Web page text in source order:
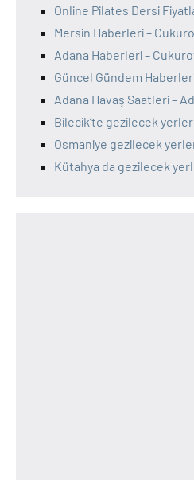
Online Pilates Dersi
Mersin Haberleri –
Adana Haberleri –
Güncel Gündem
Adana Havaş Saatleri –
Bilecik’te gezilecek yerler
Osmaniye gezilecek
Kütahya da gezilecek